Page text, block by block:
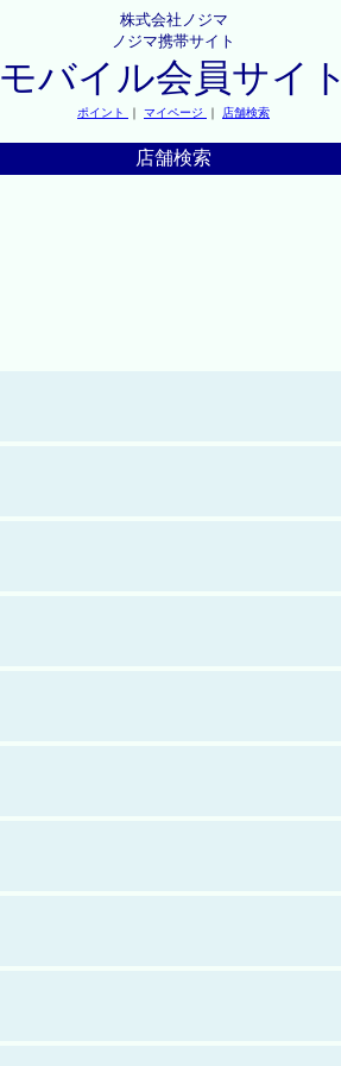
株式会社ノジマ
ノジマ携帯サイト
モバイル会員サイト
ポイント ｜ マイページ ｜ 店舗検索
店舗検索